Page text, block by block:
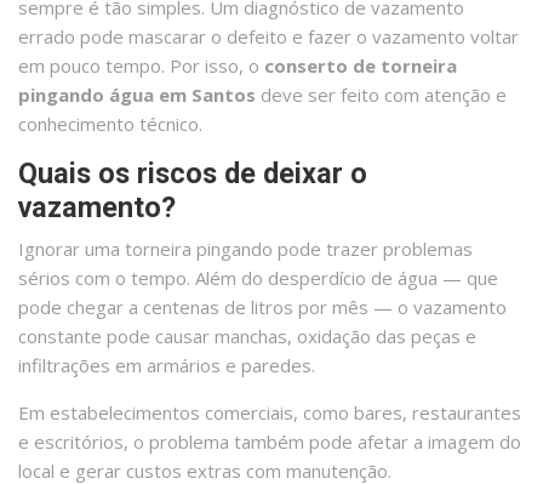
sempre é tão simples. Um diagnóstico de vazamento
errado pode mascarar o defeito e fazer o vazamento voltar
em pouco tempo. Por isso, o conserto de torneira
pingando água em Santos deve ser feito com atenção e
conhecimento técnico.
Quais os riscos de deixar o
vazamento?
Ignorar uma torneira pingando pode trazer problemas
sérios com o tempo. Além do desperdício de água — que
pode chegar a centenas de litros por mês — o vazamento
constante pode causar manchas, oxidação das peças e
infiltrações em armários e paredes.
Em estabelecimentos comerciais, como bares, restaurantes
e escritórios, o problema também pode afetar a imagem do
local e gerar custos extras com manutenção.